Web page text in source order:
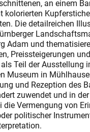
an einem
kolorierten
Die detailreichen
Adam und
Preissteigerungen
Teil der Ausstellung
Museum in
und Rezeption des
zuwendet und in
Vermengung von
politischer